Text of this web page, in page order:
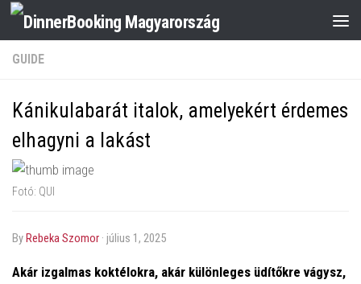
GUIDE
Kánikulabarát italok, amelyekért érdemes
elhagyni a lakást
Fotó: QUI
byRebeka Szomor · július 1, 2025
Akár izgalmas koktélokra, akár különleges üdítőkre vágysz,